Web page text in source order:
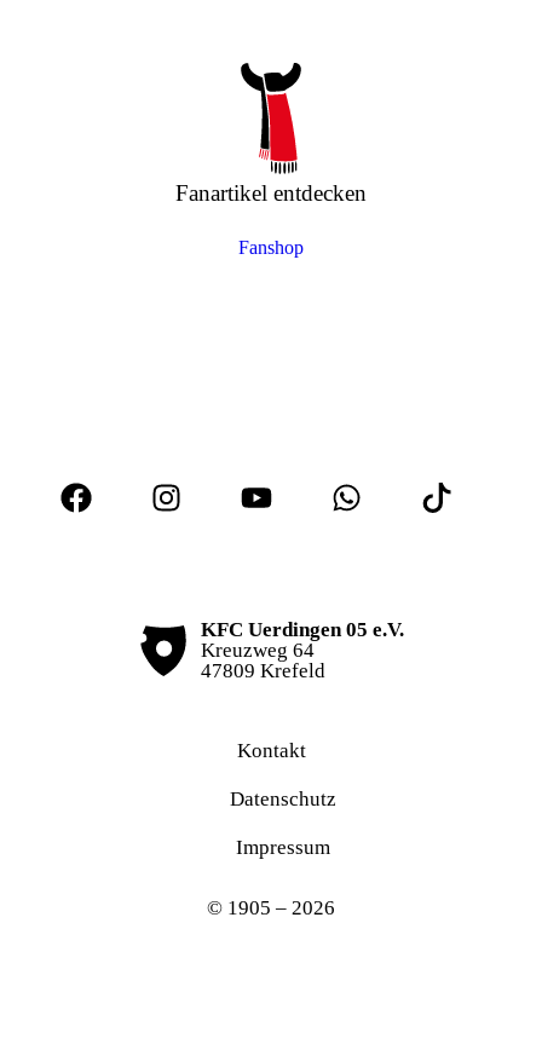
Fanartikel entdecken
Fanshop
KFC Uerdingen 05 e.V.
Kreuzweg 64
47809 Krefeld
Kontakt
Datenschutz
Impressum
© 1905 – 2026